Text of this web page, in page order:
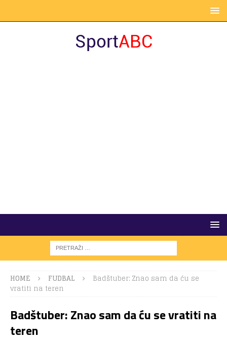
HOME FUDBAL
Badštuber: Znao sam da ću se
vratiti na teren
Badštuber: Znao sam da ću se vratiti na
teren